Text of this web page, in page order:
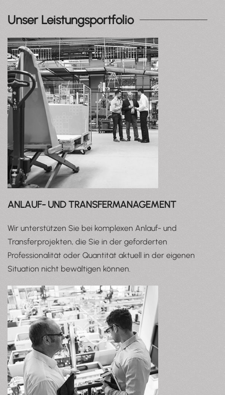
Unser Leistungsportfolio
ANLAUF- UND TRANSFERMANAGEMENT
Wir unterstützen Sie bei komplexen Anlauf- und
Transferprojekten, die Sie in der geforderten
Professionalität oder Quantität aktuell in der eigenen
Situation nicht bewältigen können.